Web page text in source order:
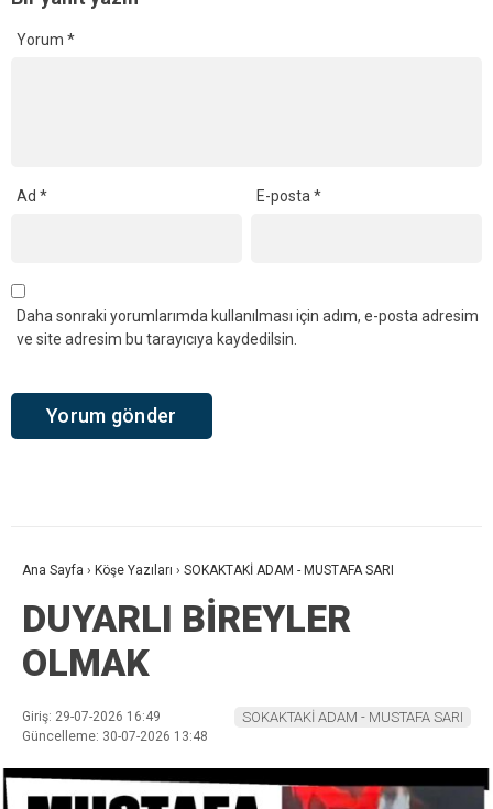
Yorum *
Ad * E-posta*
Daha sonraki yorumlarımda kullanılması için adım, e-posta adresim
ve site adresim bu tarayıcıya kaydedilsin.
Ana Sayfa › Köşe Yazıları › SOKAKTAKİ ADAM - MUSTAFA SARI
DUYARLI BİREYLER
OLMAK
Giriş: 29-07-2026 16:49
Güncelleme: 30-07-2026 13:48
SOKAKTAKİ ADAM - MUSTAFA SARI